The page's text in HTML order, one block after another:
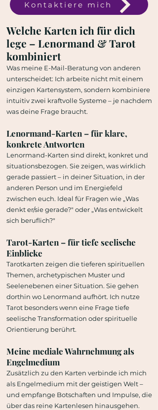
Kontaktiere mich
Welche Karten ich für dich
lege – Lenormand & Tarot
kombiniert
Was meine E-Mail-Beratung von anderen
unterscheidet: Ich arbeite nicht mit einem
einzigen Kartensystem, sondern kombiniere
intuitiv zwei kraftvolle Systeme – je nachdem
was deine Frage braucht.
Lenormand-Karten – für klare,
konkrete Antworten
Lenormand-Karten sind direkt, konkret und
situationsbezogen. Sie zeigen, was wirklich
gerade passiert – in deiner Situation, in der
anderen Person und im Energiefeld
zwischen euch. Ideal für Fragen wie „Was
denkt er/sie gerade?" oder „Was entwickelt
sich beruflich?"
Tarot-Karten – für tiefe seelische
Einblicke
Tarotkarten zeigen die tieferen spirituellen
Themen, archetypischen Muster und
Seelenebenen einer Situation. Sie gehen
dorthin wo Lenormand aufhört. Ich nutze
Tarot besonders wenn eine Frage tiefe
seelische Transformation oder spirituelle
Orientierung berührt.
Meine mediale Wahrnehmungals
Engelmedium
Zusätzlich zu den Karten verbinde ich mich
als Engelmedium mit der geistigen Welt –
und empfange Botschaften und Impulse, die
über das reine Kartenlesen hinausgehen.